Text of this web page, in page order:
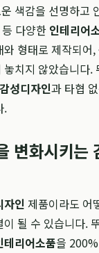
색감을 선명하고
다양한 인테리어
형태로 제작되어
치지 않았습니다.
감성디자인과 타협
.
변화시키는
자인 제품이라도 어
될 수 있습니다.
테리어소품을